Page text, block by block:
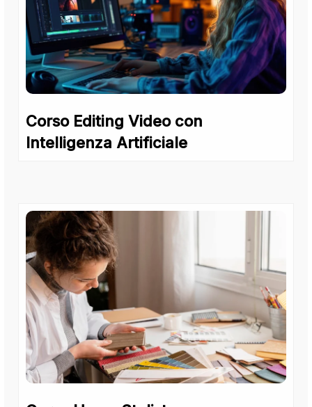
Corso Editing Video con
Intelligenza Artificiale